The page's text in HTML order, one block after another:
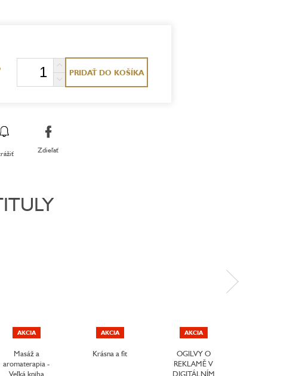
PRIDAŤ DO KOŠÍKA
Zdieľať
AKCIA
Masáž a
aromaterapia -
Veľká kniha
AKCIA
Krásna a fit
AKCIA
OGILVY O
REKLAMĚ V
DIGITÁLNÍM